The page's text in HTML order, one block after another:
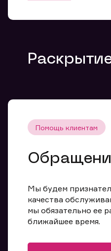
Помощь клиентам
Мы будем
качества
мы обязательно ее
ближайшее время.